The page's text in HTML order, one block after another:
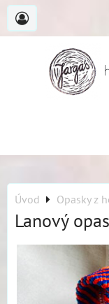
Úvod Opasky z
Lanový